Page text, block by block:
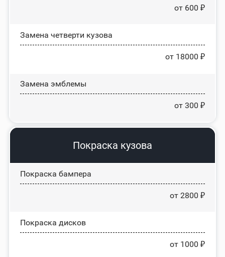
от 600 ₽
Замена четверти кузова
от 18000 ₽
Замена эмблемы
от 300 ₽
Покраска кузова
Покраска бампера
от 2800 ₽
Покраска дисков
от 1000 ₽